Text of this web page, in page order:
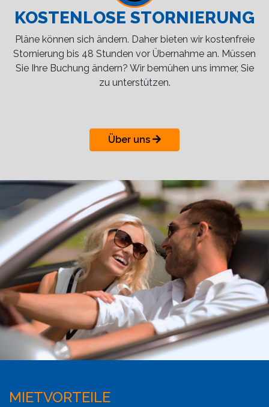
KOSTENLOSE STORNIERUNG
Pläne können sich ändern. Daher bieten wir kostenfreie
Stornierung bis 48 Stunden vor Übernahme an. Müssen
Sie Ihre Buchung ändern? Wir bemühen uns immer, Sie
zu unterstützen.
Über uns
MIETVORTEILE